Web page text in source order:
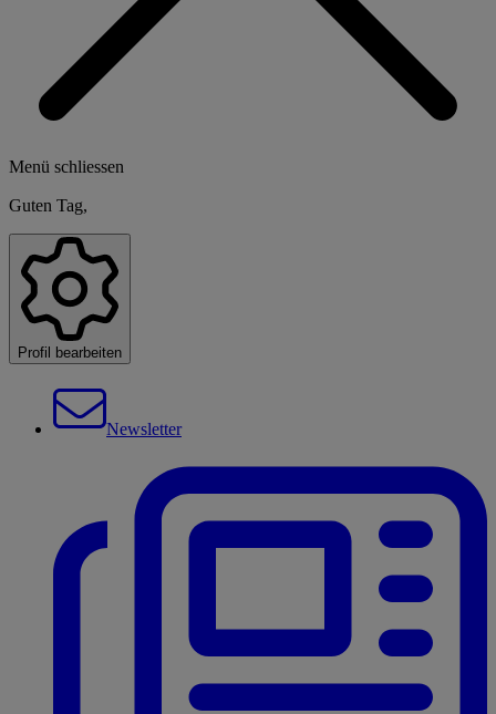
Menü schliessen
Guten Tag,
Profil bearbeiten
Newsletter